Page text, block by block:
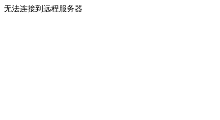
无法连接到远程服务器